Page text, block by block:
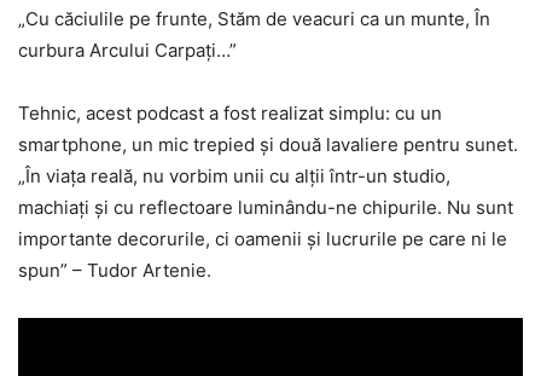
„Cu căciulile pe frunte, Stăm de veacuri ca un munte, În
curbura Arcului Carpați…”
Tehnic, acest podcast a fost realizat simplu: cu un
smartphone, un mic trepied și două lavaliere pentru sunet.
„În viața reală, nu vorbim unii cu alții într-un studio,
machiați și cu reflectoare luminându-ne chipurile. Nu sunt
importante decorurile, ci oamenii și lucrurile pe care ni le
spun” – Tudor Artenie.